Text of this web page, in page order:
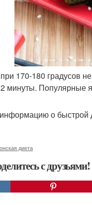
170-180 градусов
минуты. Популярные
о быстрой
диета
с друзьями!